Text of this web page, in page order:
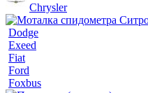
Chrysler
Dodge
Exeed
Fiat
Ford
Foxbus